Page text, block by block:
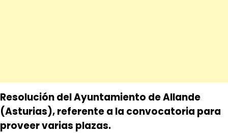
Resolución del Ayuntamiento de Allande
(Asturias), referente a la convocatoria para
proveer varias plazas.